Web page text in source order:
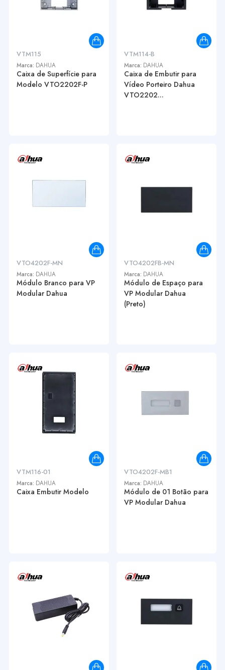
VTM115
Marca: DAHUA
Caixa de Superfície para
Modelo VTO2202F-P
VTM114-B
Marca: DAHUA
Caixa de Embutir para
Vídeo Porteiro Dahua
VTO2202...
VTO4202F-MN
Marca: DAHUA
Módulo Branco para VP
Modular Dahua
VTO4202FB-MN
Marca: DAHUA
Módulo de Espaço para
VP Modular Dahua
(Preto)
VTM116-01
Marca: DAHUA
Caixa Embutir Modelo
VTO4202F-MB1
Marca: DAHUA
Módulo de 01 Botão para
VP Modular Dahua